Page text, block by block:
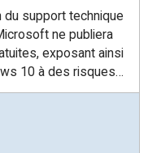
du support technique
ne publiera
exposant ainsi
10 à des risques